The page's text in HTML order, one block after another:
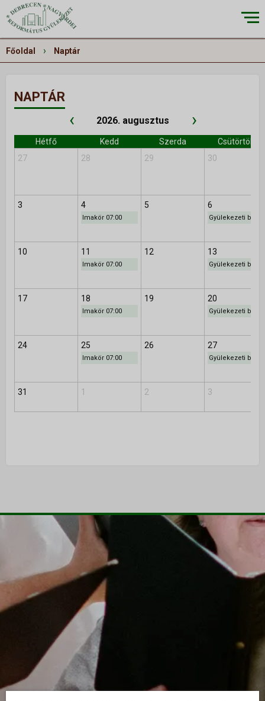
RÓLUNK▼
Küldetésünk
Történetünk
Épületeink
ALKALMAINK ▼
Érdeklődőknek
Fiataloknak
Felnőtteknek
Kamarakórus
Adakozás
Alapítvány
Önkéntes szolgálatok
ÚJ VAGYOK ITT
Főoldal › Naptár
NAPTÁR
‹ 2026. augusztus ›
Hétfő Kedd Szerda
Csütörtök
27
28 29 30
3 4
Imakör 07:00
5 6
10 11
Imakör 07:00
12 13
17 18
Imakör 07:00
19 20
24 25
Imakör 07:00
26 27
31 1 2 3